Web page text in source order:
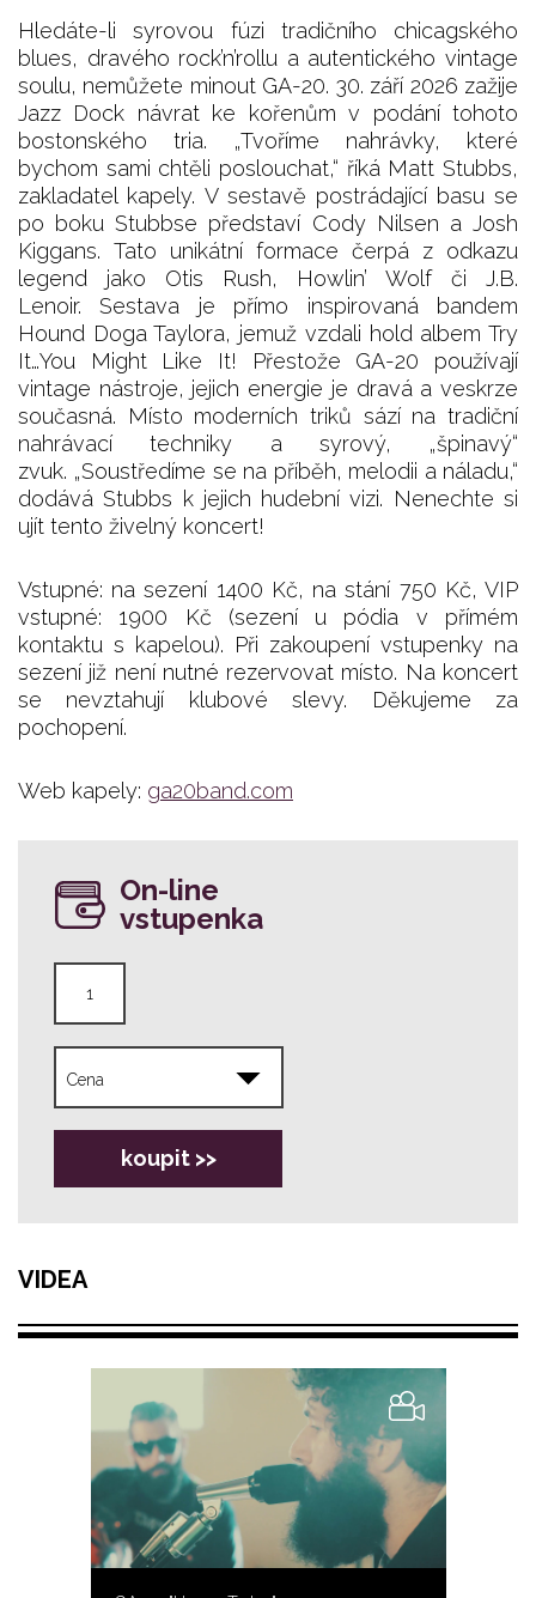
Hledáte-li syrovou fúzi tradičního chicagského
blues, dravého rock’n’rollu a autentického vintage
soulu, nemůžete minout GA-20. 30. září 2026 zažije
Jazz Dock návrat ke kořenům v podání tohoto
bostonského tria. „Tvoříme nahrávky, které
bychom sami chtěli poslouchat,“ říká Matt Stubbs,
zakladatel kapely. V sestavě postrádající basu se
po boku Stubbse představí Cody Nilsen a Josh
Kiggans. Tato unikátní formace čerpá z odkazu
legend jako Otis Rush, Howlin’ Wolf či J.B.
Lenoir. Sestava je přímo inspirovaná bandem
Hound Doga Taylora, jemuž vzdali hold albem Try
It…You Might Like It! Přestože GA-20 používají
vintage nástroje, jejich energie je dravá a veskrze
současná. Místo moderních triků sází na tradiční
nahrávací techniky a syrový, „špinavý“
zvuk. „Soustředíme se na příběh, melodii a náladu,“
dodává Stubbs k jejich hudební vizi. Nenechte si
ujít tento živelný koncert!
Vstupné: na sezení 1400 Kč, na stání 750 Kč, VIP
vstupné: 1900 Kč (sezení u pódia v přímém
kontaktu s kapelou). Při zakoupení vstupenky na
sezení již není nutné rezervovat místo. Na koncert
se nevztahují klubové slevy. Děkujeme za
pochopení.
Web kapely: ga20band.com
On-line
vstupenka
koupit >>
VIDEA